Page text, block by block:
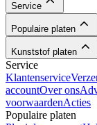
Service
Populaire platen
Kunststof platen
Service
Klantenservice
accountOver ons
voorwaardenActies
Populaire platen